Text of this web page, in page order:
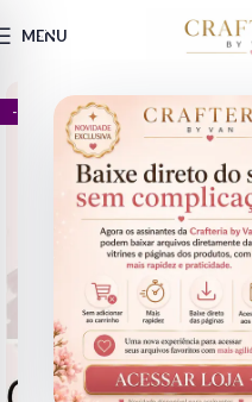
MENU
- 60%